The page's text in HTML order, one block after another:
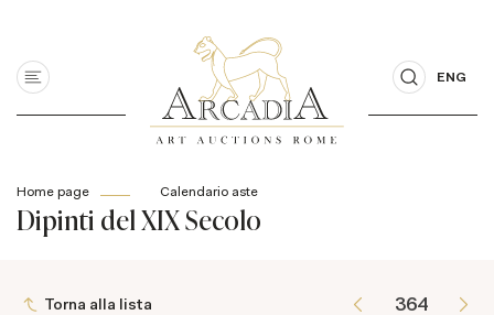
ENG
Home page Calendario aste
Dipinti del XIX Secolo
Torna alla lista